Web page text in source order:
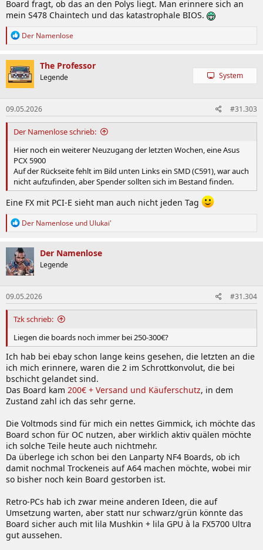
Board fragt, ob das an den Polys liegt. Man erinnere sich an
mein S478 Chaintech und das katastrophale BIOS.
R
k
t
i
o
n
e
n
:
Der Namenlose
The Professor
Legende System
09.05.2026 #31.303
Der Namenlose schrieb:
Hier noch ein weiterer Neuzugang der letzten Wochen, eine Asus
PCX 5900
Auf der Rückseite fehlt im Bild unten Links ein SMD (C591), war auch
nicht aufzufinden, aber Spender sollten sich im Bestand finden.
Eine FX mit PCI-E sieht man auch nicht jeden Tag
R
k
t
i
o
n
e
n
:
Der Namenlose und Ulukai'
Der Namenlose
Legende
09.05.2026 #31.304
Tzk schrieb:
Liegen die boards noch immer bei 250-300€?
Ich hab bei ebay schon lange keins gesehen, die letzten an die
ich mich erinnere, waren die 2 im Schrottkonvolut, die bei
bschicht gelandet sind.
Das Board kam 200€ + Versand und Käuferschutz, in dem
Zustand zahl ich das sehr gerne.
Die Voltmods sind für mich ein nettes Gimmick, ich möchte das
Board schon für OC nutzen, aber wirklich aktiv quälen möchte
ich solche Teile heute auch nichtmehr.
Da überlege ich schon bei den Lanparty NF4 Boards, ob ich
damit nochmal Trockeneis auf A64 machen möchte, wobei mir
so bisher noch kein Board gestorben ist.
Retro-PCs hab ich zwar meine anderen Ideen, die auf
Umsetzung warten, aber statt nur schwarz/grün könnte das
Board sicher auch mit lila Mushkin + lila GPU à la FX5700 Ultra
gut aussehen.